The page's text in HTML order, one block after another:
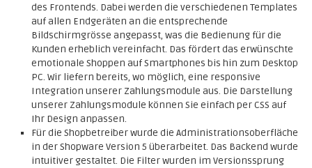
des Frontends. Dabei werden die verschiedenen Templates
auf allen Endgeräten an die entsprechende
Bildschirmgrösse angepasst, was die Bedienung für die
Kunden erheblich vereinfacht. Das fördert das erwünschte
emotionale Shoppen auf Smartphones bis hin zum Desktop
PC. Wir liefern bereits, wo möglich, eine responsive
Integration unserer Zahlungsmodule aus. Die Darstellung
unserer Zahlungsmodule können Sie einfach per CSS auf
Ihr Design anpassen.
Für die Shopbetreiber wurde die Administrationsoberfläche
in der Shopware Version 5 überarbeitet. Das Backend wurde
intuitiver gestaltet. Die Filter wurden im Versionssprung